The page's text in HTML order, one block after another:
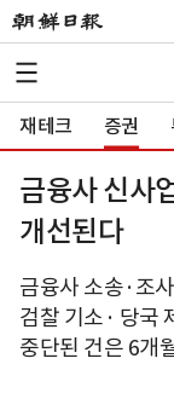
재테크 증권
금융사 신사
개선된다
금융사 소송·조
검찰 기소· 당국
중단된 건은 6개